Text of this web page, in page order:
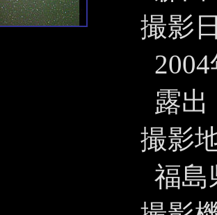
撮影
露出
撮影
福島